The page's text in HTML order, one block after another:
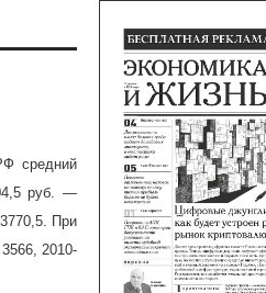
средний
руб. —
При
2010-